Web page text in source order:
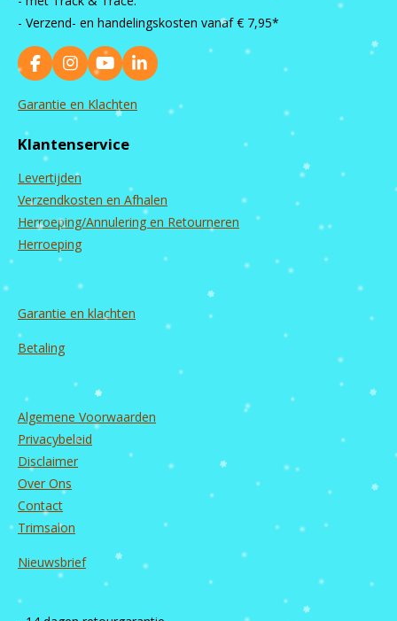
- Verzend- en handelingskosten vanaf € 7,95*
F
a
c
o
k
I
n
s
t
g
a
m
Y
o
u
b
L
i
Garantie en Klachten
Klantenservice
Levertijden
Verzendkosten en Afhalen
Herroeping/Annulering en Retourneren
Herroeping
Garantie en klachten
Betaling
Algemene Voorwaarden
Privacybeleid
Disclaimer
Over Ons
Contact
Trimsalon
Nieuwsbrief